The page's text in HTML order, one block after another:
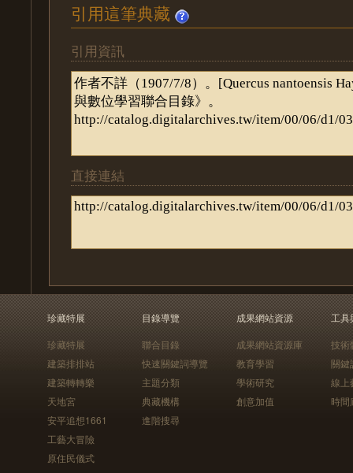
引用這筆典藏
引用資訊
直接連結
珍藏特展
珍藏特展
建築排排站
建築轉轉樂
天地宮
安平追想1661
工藝大冒險
原住民儀式
目錄導覽
聯合目錄
快速關鍵詞導覽
主題分類
典藏機構
進階搜尋
成果網站資源
成果網站資源庫
教育學習
學術研究
創意加值
工具
技術
關鍵
線上
時間